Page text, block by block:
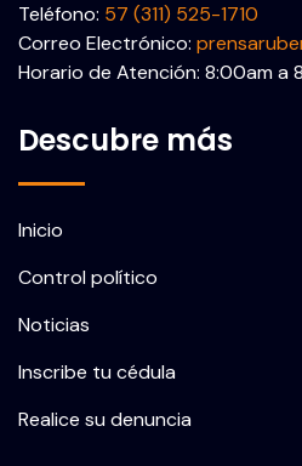
Teléfono: 57 (311) 525-1710
Correo Electrónico:
Horario de Atención: 8:00am a
Descubre más
Inicio
Control político
Noticias
Inscribe tu cédula
Realice su denuncia